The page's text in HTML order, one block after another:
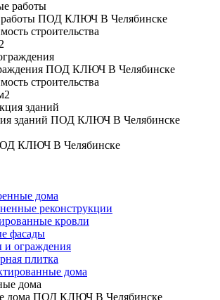
ПОД КЛЮЧ В Челябинске
строительства
ПОД КЛЮЧ В Челябинске
строительства
зданий ПОД КЛЮЧ В Челябинске
КЛЮЧ В Челябинске
дома
реконструкции
кровли
фасады
и ограждения
плитка
дома
дома ПОД КЛЮЧ В Челябинске